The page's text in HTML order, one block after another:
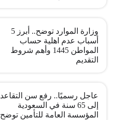
وزارة الموارد توضح.. أبرز 5
أسباب عدم اهلية حساب
المواطن 1445 وأهم شروط
التقديم
عاجل رسميًا.. رفع سن التقاعد
إلى 65 سنة في السعودية
المؤسسة العامة للتأمين توضح